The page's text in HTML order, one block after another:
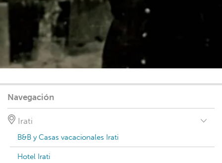
Navegación
Irati
B&B y Casas vacacionales Irati
Hotel Irati